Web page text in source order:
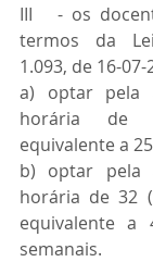
III   - os
termos da
1.093, de 16-
a) optar pela
horária de
equivalente a
b) optar pela
horária de 32
equivalente a
semanais.